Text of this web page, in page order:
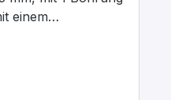
einem